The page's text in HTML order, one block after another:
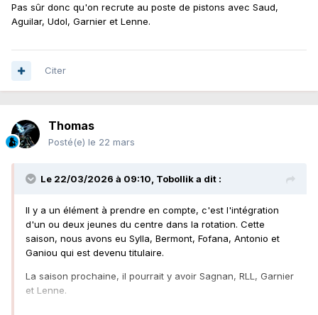
Pas sûr donc qu'on recrute au poste de pistons avec Saud,
Aguilar, Udol, Garnier et Lenne.
Citer
Thomas
Posté(e) le 22 mars
Le 22/03/2026 à 09:10, Tobollika dit :
Il y a un élément à prendre en compte, c'est l'intégration
d'un ou deux jeunes du centre dans la rotation. Cette
saison, nous avons eu Sylla, Bermont, Fofana, Antonio et
Ganiou qui est devenu titulaire.
La saison prochaine, il pourrait y avoir Sagnan, RLL, Garnier
et Lenne.